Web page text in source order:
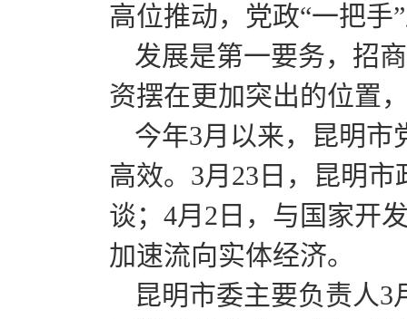
高位推动，党政“一把手
发展是第一要务，招
资摆在更加突出的位置
今年3月以来，昆明市
高效。3月23日，昆明
谈；4月2日，与国家开
加速流向实体经济。
昆明市委主要负责人